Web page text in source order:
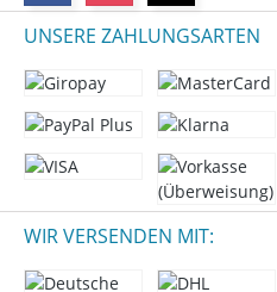
UNSERE ZAHLUNGSARTEN
WIR VERSENDEN MIT: